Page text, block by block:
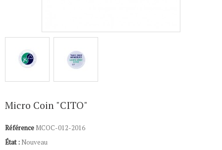
Micro Coin "CITO"
Référence MCOC-012-2016
État : Nouveau